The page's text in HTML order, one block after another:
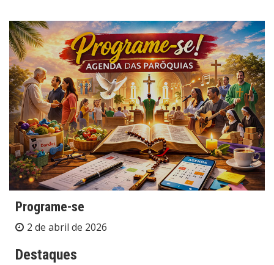
Programe-se
2 de abril de 2026
Destaques